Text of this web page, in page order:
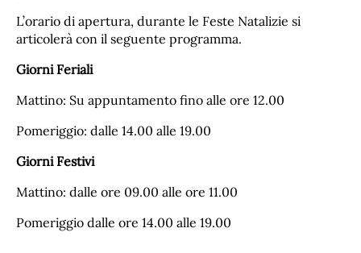
L’orario di apertura, durante le Feste Natalizie si
articolerà con il seguente programma.
Giorni Feriali
Mattino: Su appuntamento fino alle ore 12.00
Pomeriggio: dalle 14.00 alle 19.00
Giorni Festivi
Mattino: dalle ore 09.00 alle ore 11.00
Pomeriggio dalle ore 14.00 alle 19.00